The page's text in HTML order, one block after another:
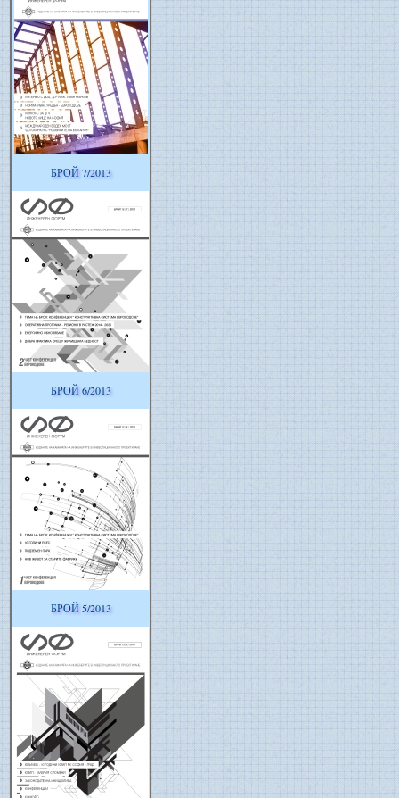
БРОЙ 7/2013
БРОЙ 6/2013
БРОЙ 5/2013